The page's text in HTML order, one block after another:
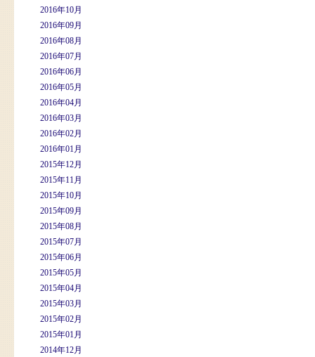
2016年10月
2016年09月
2016年08月
2016年07月
2016年06月
2016年05月
2016年04月
2016年03月
2016年02月
2016年01月
2015年12月
2015年11月
2015年10月
2015年09月
2015年08月
2015年07月
2015年06月
2015年05月
2015年04月
2015年03月
2015年02月
2015年01月
2014年12月